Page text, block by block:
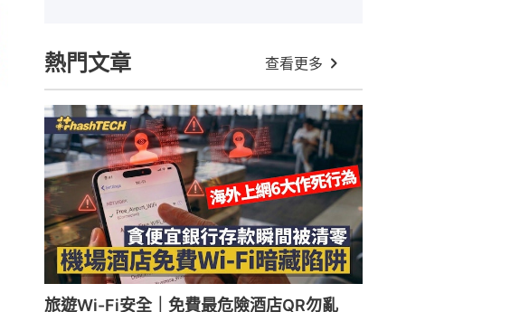
熱門文章 查看更多
旅遊Wi-Fi安全｜免費最危險酒店QR勿亂